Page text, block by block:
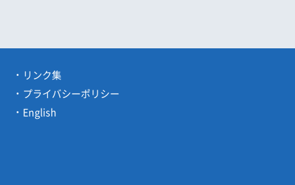
リンク集
プライバシーポリシー
English